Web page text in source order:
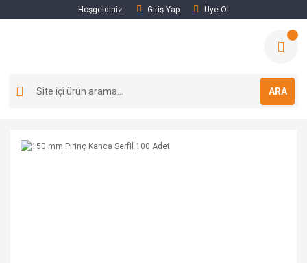
Hoşgeldiniz Giriş Yap Üye Ol
ARA